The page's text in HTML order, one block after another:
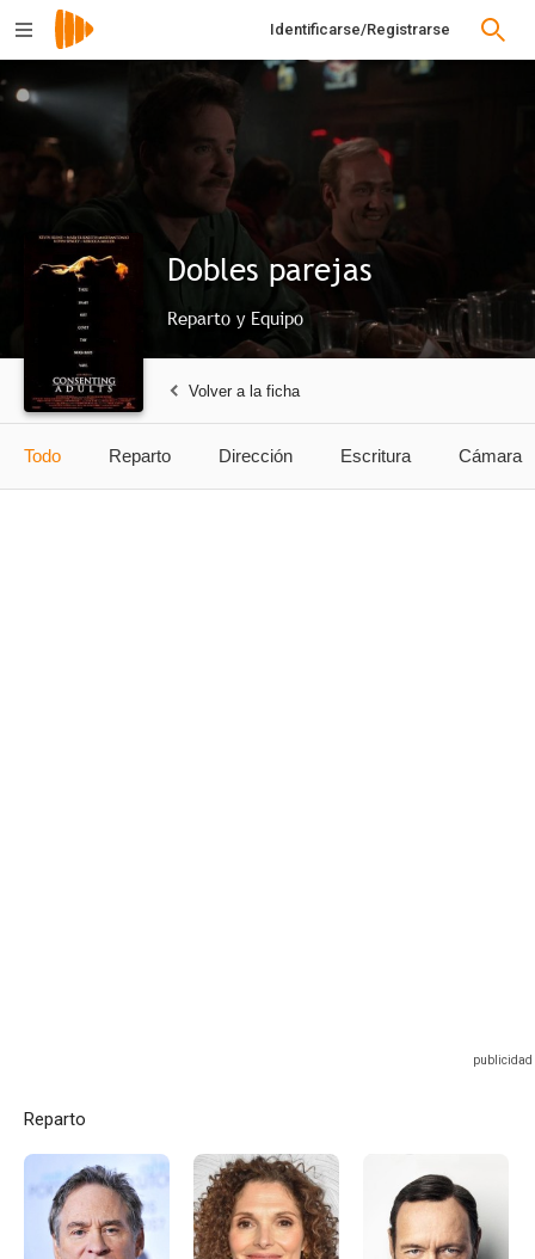
Identificarse/Registrarse
Dobles parejas
Reparto y Equipo
Volver a la ficha
Todo Reparto Dirección Escritura Cámara
Reparto